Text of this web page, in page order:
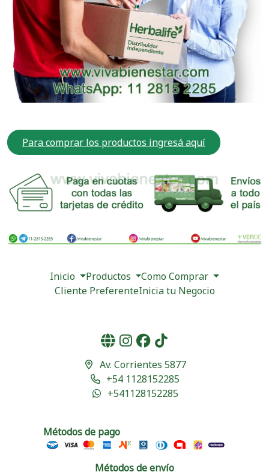
Para comprar los productos ingresá aquí
Inicio Productos
Como Comprar
Cliente PreferenteInicia tu Negocio
Av. Corrientes 5877
+54 1128152285
+541128152285
Métodos de pago
Métodos de envío